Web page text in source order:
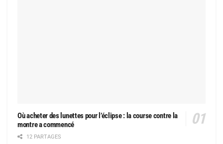
Où acheter des lunettes pour l’éclipse : la course contre la
montre a commencé
12 PARTAGES